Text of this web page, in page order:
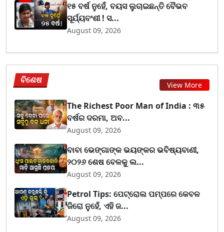
୧୫ ବର୍ଷ ନୁହେଁ, ବୟସ ଲୁଚାଇଛନ୍ତି ବୈଭବ
ସୂର୍ଯ୍ୟବଂଶୀ ! ସ...
August 09, 2026
ବିଶେଷ View More
The Richest Poor Man of India : ୩୫
ବର୍ଷର ଦରମା, ଅବ...
August 09, 2026
ବାବା ଭେଙ୍ଗାଙ୍କ ଭୟଙ୍କର ଭବିଷ୍ୟବାଣୀ,
୨୦୨୬ ଶେଷ ବେଳକୁ ଲ...
August 09, 2026
Petrol Tips: ପେଟ୍ରୋଲ ପମ୍ପରେ କେବଳ
ଜିରୋ ନୁହେଁ, ଏହି ଜ...
August 09, 2026